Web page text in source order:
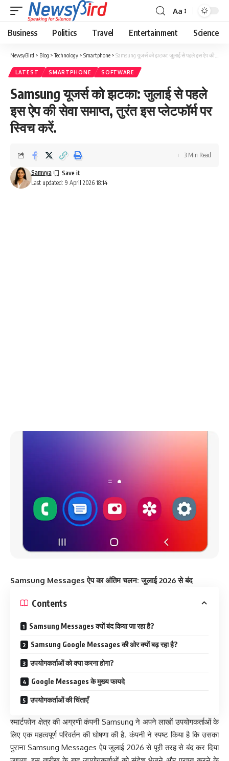
Aa
Business Politics Travel Entertainment Science
NewsyBird > Blog >Technology > Smartphone > Samsung यूजर्स को झटका: जुलाई से पहले इस ऐप की सेवा समाप्त, तुरंत इस प्लेटफॉर्म पर स्विच करें.
LATEST SMARTPHONE SOFTWARE
Samsung यूजर्स को झटका: जुलाई से पहले
इस ऐप की सेवा समाप्त, तुरंत इस प्लेटफॉर्म पर
स्विच करें.
Last updated: 9 April 2026 18:14
Samvya
3 Min Read
Samsung Messages ऐप का अंतिम चलन: जुलाई 2026 से बंद
Contents
Samsung Messages क्यों बंद किया जा रहा है?
Samsung Google Messages की ओर क्यों बढ़ रहा है?
उपयोगकर्ताओं को क्या करना होगा?
Google Messages के मुख्य फायदे
उपयोगकर्ताओं की चिंताएँ
स्मार्टफोन क्षेत्र की अग्रणी कंपनी Samsung ने अपने लाखों उपयोगकर्ताओं के
लिए एक महत्वपूर्ण परिवर्तन की घोषणा की है. कंपनी ने स्पष्ट किया है कि उसका
पुराना Samsung Messages ऐप जुलाई 2026 से पूरी तरह से बंद कर दिया